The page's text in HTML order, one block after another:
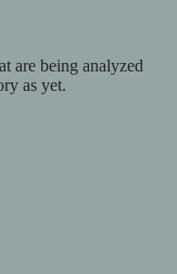
are being analyzed
as yet.